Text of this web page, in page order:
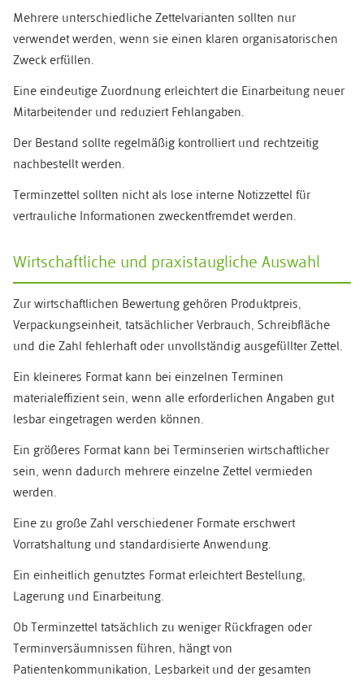
Mehrere unterschiedliche Zettelvarianten sollten nur
verwendet werden, wenn sie einen klaren organisatorischen
Zweck erfüllen.
Eine eindeutige Zuordnung erleichtert die Einarbeitung neuer
Mitarbeitender und reduziert Fehlangaben.
Der Bestand sollte regelmäßig kontrolliert und rechtzeitig
nachbestellt werden.
Terminzettel sollten nicht als lose interne Notizzettel für
vertrauliche Informationen zweckentfremdet werden.
Wirtschaftliche und praxistaugliche Auswahl
Zur wirtschaftlichen Bewertung gehören Produktpreis,
Verpackungseinheit, tatsächlicher Verbrauch, Schreibfläche
und die Zahl fehlerhaft oder unvollständig ausgefüllter Zettel.
Ein kleineres Format kann bei einzelnen Terminen
materialeffizient sein, wenn alle erforderlichen Angaben gut
lesbar eingetragen werden können.
Ein größeres Format kann bei Terminserien wirtschaftlicher
sein, wenn dadurch mehrere einzelne Zettel vermieden
werden.
Eine zu große Zahl verschiedener Formate erschwert
Vorratshaltung und standardisierte Anwendung.
Ein einheitlich genutztes Format erleichtert Bestellung,
Lagerung und Einarbeitung.
Ob Terminzettel tatsächlich zu weniger Rückfragen oder
Terminversäumnissen führen, hängt von
Patientenkommunikation, Lesbarkeit und der gesamten